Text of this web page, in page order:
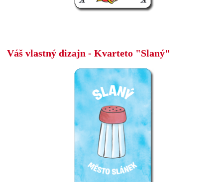
Váš vlastný dizajn - Kvarteto "Slaný"